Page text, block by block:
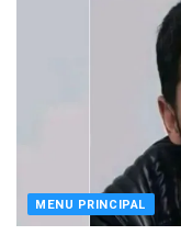
MENU PRINCIPAL